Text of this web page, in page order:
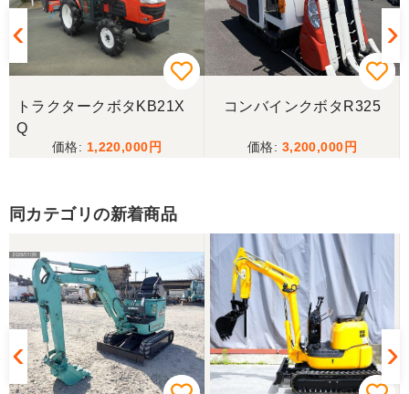
トラクタークボタKB21X
Q
1,220,000
コンバインクボタR325
3,200,000
同カテゴリの新着商品